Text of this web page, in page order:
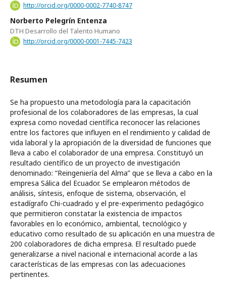
http://orcid.org/0000-0002-7740-8747
Norberto Pelegrín Entenza
DTH Desarrollo del Talento Humano
http://orcid.org/0000-0001-7445-7423
Resumen
Se ha propuesto una metodología para la capacitación
profesional de los colaboradores de las empresas, la cual
expresa como novedad científica reconocer las relaciones
entre los factores que influyen en el rendimiento y calidad de
vida laboral y la apropiación de la diversidad de funciones que
lleva a cabo el colaborador de una empresa. Constituyó un
resultado científico de un proyecto de investigación
denominado: “Reingeniería del Alma” que se lleva a cabo en la
empresa Sálica del Ecuador. Se emplearon métodos de
análisis, síntesis, enfoque de sistema, observación, el
estadígrafo Chi-cuadrado y el pre-experimento pedagógico
que permitieron constatar la existencia de impactos
favorables en lo económico, ambiental, tecnológico y
educativo como resultado de su aplicación en una muestra de
200 colaboradores de dicha empresa. El resultado puede
generalizarse a nivel nacional e internacional acorde a las
características de las empresas con las adecuaciones
pertinentes.